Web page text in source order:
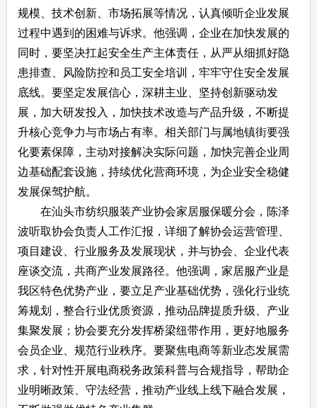
规模、技术创新、市场拓展等情况，认真倾听企业发展
过程中遇到的困难与诉求。他强调，企业在加快发展的
同时，要坚决扛起安全生产主体责任，从严从细抓好隐
患排查、风险防控和员工安全培训，牢牢守住安全发展
底线。要坚定发展信心，深耕主业、坚持创新驱动发
展，加大研发投入，加快技术改造与产品升级，不断提
升核心竞争力与市场占有率。相关部门与属地镇街要强
化要素保障，主动对接解决实际问题，加快完善企业周
边基础配套设施，持续优化营商环境，为企业安全稳健
发展保驾护航。
在汕头市纺织服装产业协会家居服保暖分会，陈泽
波听取协会负责人工作汇报，详细了解协会运营管理、
项目建设、行业服务及发展现状，并与协会、企业代表
座谈交流，共商产业发展路径。他强调，家居服产业是
我区特色优势产业，要立足产业基础优势，强化行业统
筹规划，整合行业优质资源，推动品牌提质升级、产业
集聚发展；协会要充分发挥桥梁纽带作用，更好地服务
会员企业、规范行业秩序。要聚焦电商等新业态发展需
求，针对性开展电商税务政策科普与合规指导，帮助企
业明晰政策、守法经营，推动产业线上线下融合发展，